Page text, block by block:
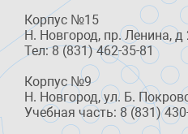
Корпус №15
Н. Новгород, пр. Ленина, д
Тел: 8 (831) 462-35-81
Корпус №9
Н. Новгород, ул. Б.
Учебная часть: 8 (831)